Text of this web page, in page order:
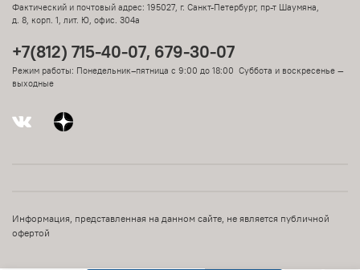
Фактический и почтовый адрес: 195027, г. Санкт-Петербург, пр-т Шаумяна,
д. 8, корп. 1, лит. Ю, офис. 304а
+7(812) 715-40-07, 679-30-07
Режим работы: Понедельник–пятница с 9:00 до 18:00 Суббота и воскресенье —
выходные
Информация, представленная на данном сайте, не является публичной
офертой